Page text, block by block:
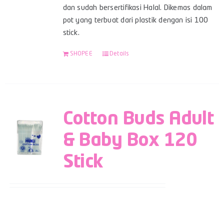
dan sudah bersertifikasi Halal. Dikemas dalam
pot yang terbuat dari plastik dengan isi 100
stick.
SHOPEE Details
Cotton Buds Adult
& Baby Box 120
Stick